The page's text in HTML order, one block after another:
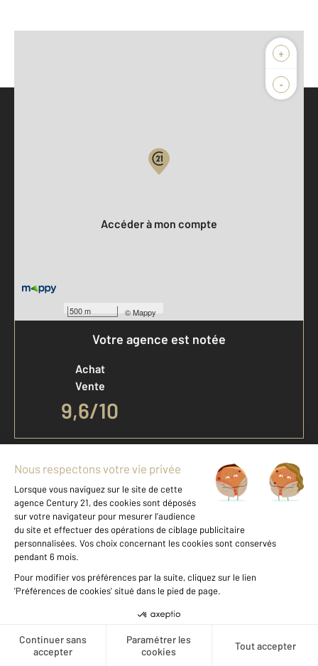
Créer une alerte
+
-
500 m ©Mappy
Accéder à mon compte
Votre agence est notée
Achat
Vente
9,6/10
Offres d'emploi
Devenir franchisé
Entreprise et commerce
Fine Homes & Estates
International